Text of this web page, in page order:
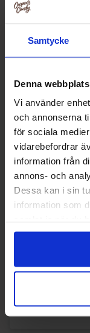
Samtycke
Denna
Vi använder
och annonserna
för sociala
vidarebefordrar
information från
annons- och
Dessa kan i sin
information som
Ramune